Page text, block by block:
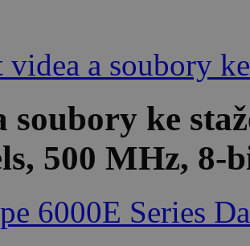
a soubory
soubory ke
500 MHz, 8-
6000E Series